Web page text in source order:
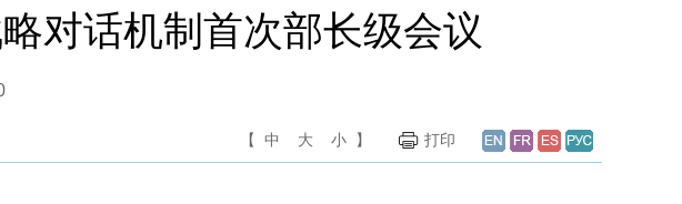
对话机制首次部长级会议
【 中 大 小 】 打印